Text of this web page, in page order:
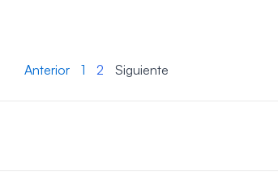
Anterior 1 2 Siguiente